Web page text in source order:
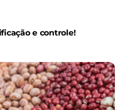
e controle!